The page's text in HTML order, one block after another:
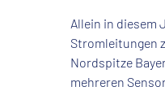
Allein in diesem
Stromleitungen
Nordspitze
mehreren